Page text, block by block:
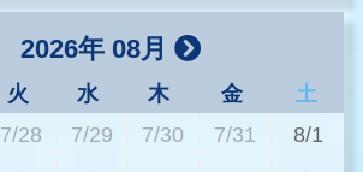
2026年 08月
火 水 木 金
土
7/28 7/29 7/30 7/31 8/1